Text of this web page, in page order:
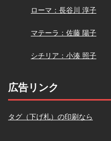
長谷川
ローマ：長谷川 淳子
佐藤
マテーラ：佐藤 陽子
小湊
シチリア：小湊 照子
広告リンク
タグ（下げ札）の印刷なら